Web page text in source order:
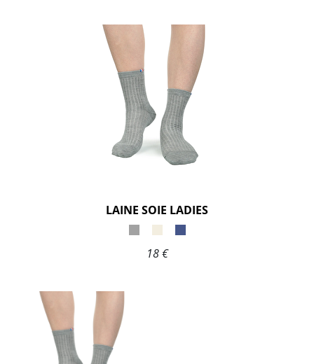
LAINE SOIE LADIES
18 €